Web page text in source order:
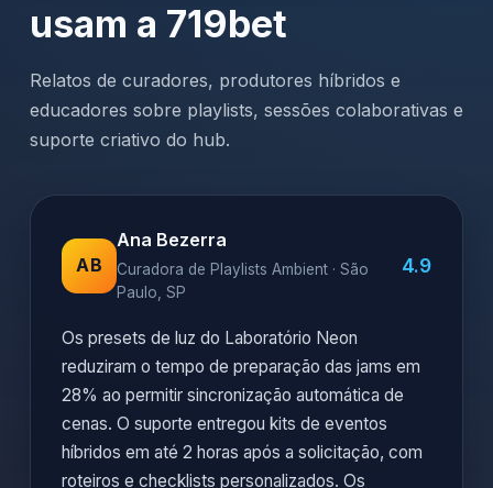
usam a 719bet
Relatos de curadores, produtores híbridos e
educadores sobre playlists, sessões colaborativas e
suporte criativo do hub.
AB
Ana Bezerra
Curadora de Playlists Ambient · São
Paulo, SP
4.9
Os presets de luz do Laboratório Neon
reduziram o tempo de preparação das jams em
28% ao permitir sincronização automática de
cenas. O suporte entregou kits de eventos
híbridos em até 2 horas após a solicitação, com
roteiros e checklists personalizados. Os